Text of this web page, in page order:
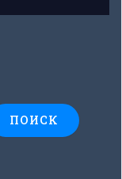
ПОИСК